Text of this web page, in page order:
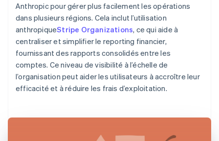
Anthropic pour gérer plus facilement les opérations
dans plusieurs régions. Cela inclut l’utilisation
anthropiqueStripe Organizations, ce qui aide à
centraliser et simplifier le reporting financier,
fournissant des rapports consolidés entre les
comptes. Ce niveau de visibilité à l’échelle de
l’organisation peut aider les utilisateurs à accroître leur
efficacité et à réduire les frais d’exploitation.